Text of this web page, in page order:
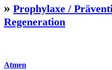
» Prophylaxe /
Regeneration
Atmen